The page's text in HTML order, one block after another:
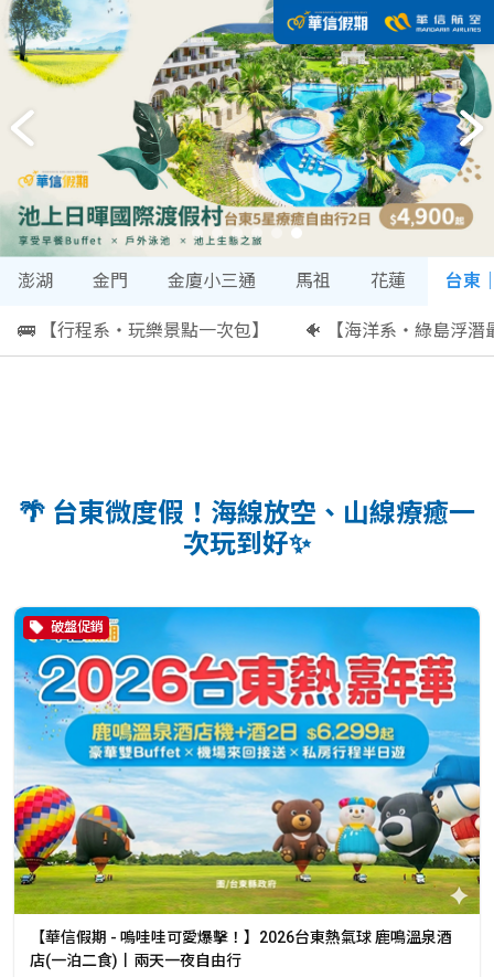
澎湖 金門 金廈小三通 馬祖 花蓮 台東
🚌 【行程系・玩樂景點一次包】 🐠 【海洋系・綠島浮潛
🌴 台東微度假！海線放空、山線療癒一
次玩到好✨
破盤促銷
【華信假期 - 嗚哇哇可愛爆擊！】2026台東熱氣球 鹿鳴溫泉酒
店(一泊二食)丨兩天一夜自由行